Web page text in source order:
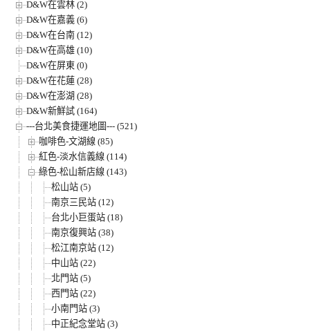
D&W在雲林 (2)
D&W在嘉義 (6)
D&W在台南 (12)
D&W在高雄 (10)
D&W在屏東 (0)
D&W在花蓮 (28)
D&W在澎湖 (28)
D&W新鮮試 (164)
---台北美食捷運地圖--- (521)
咖啡色-文湖線 (85)
紅色-淡水信義線 (114)
綠色-松山新店線 (143)
松山站 (5)
南京三民站 (12)
台北小巨蛋站 (18)
南京復興站 (38)
松江南京站 (12)
中山站 (22)
北門站 (5)
西門站 (22)
小南門站 (3)
中正紀念堂站 (3)